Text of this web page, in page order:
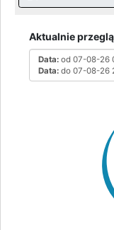
Godziny: 1-168, Dni:
Aktualnie
Data: od 07-08-26
Data: do 07-08-26